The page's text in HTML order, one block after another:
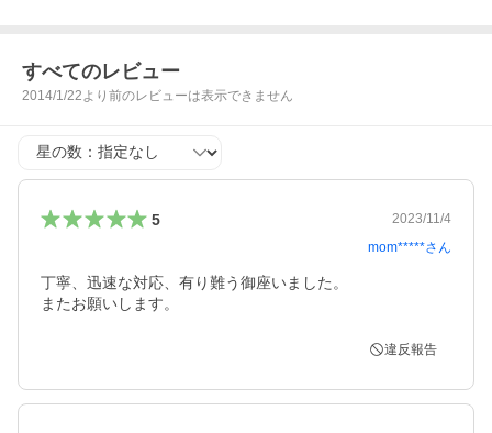
すべてのレビュー
2014/1/22より前のレビューは表示できません
星の数
5
2023/11/4
mom*****さん
丁寧、迅速な対応、有り難う御座いました。
またお願いします。
違反報告